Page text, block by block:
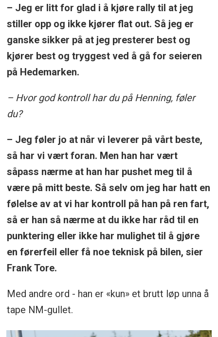
– Jeg er litt for glad i å kjøre rally til at jeg
stiller opp og ikke kjører flat out. Så jeg er
ganske sikker på at jeg presterer best og
kjører best og tryggest ved å gå for seieren
på Hedemarken.
– Hvor god kontroll har du på Henning, føler
du?
– Jeg føler jo at når vi leverer på vårt beste,
så har vi vært foran. Men han har vært
såpass nærme at han har pushet meg til å
være på mitt beste. Så selv om jeg har hatt en
følelse av at vi har kontroll på han på ren fart,
så er han så nærme at du ikke har råd til en
punktering eller ikke har mulighet til å gjøre
en førerfeil eller få noe teknisk på bilen, sier
Frank Tore.
Med andre ord - han er «kun» et brutt løp unna å
tape NM-gullet.